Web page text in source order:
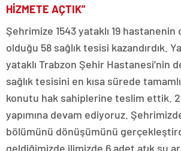
HİZMETE AÇTIK”
Şehrimize 1543 yataklı 19 hastanenin
olduğu 58 sağlık tesisi kazandırdık.
yataklı Trabzon Şehir Hastanesi’nin
sağlık tesisini en kısa sürede
konutu hak sahiplerine teslim ettik.
yapımına devam ediyoruz.
bölümünü dönüşümünü
geldiğimizde ilimizde 6 adet atık su